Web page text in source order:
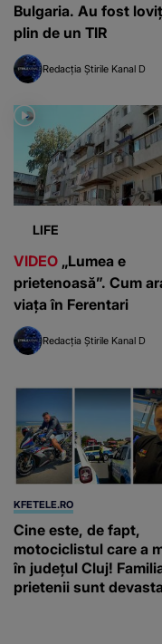
Bulgaria. Au fost
plin de un TIR
Redacția Știrile Kanal D
LIFE
VIDEO „Lumea e
prietenoasă”. Cum
viața în Ferentari
Redacția Știrile Kanal D
KFETELE.RO
Cine este, de fapt,
motociclistul care a
în județul Cluj!
prietenii sunt